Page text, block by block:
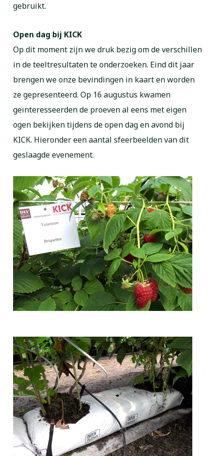
gebruikt.
Open dag bij KICK
Op dit moment zijn we druk bezig om de verschillen
in de teeltresultaten te onderzoeken. Eind dit jaar
brengen we onze bevindingen in kaart en worden
ze gepresenteerd. Op 16 augustus kwamen
geïnteresseerden de proeven al eens met eigen
ogen bekijken tijdens de open dag en avond bij
KICK. Hieronder een aantal sfeerbeelden van dit
geslaagde evenement.